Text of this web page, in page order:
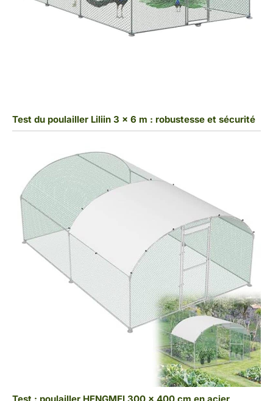
Test du poulailler Liliin 3 x 6 m : robustesse et sécurité